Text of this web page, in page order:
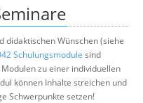
didaktischen Wünschen (siehe
Schulungsmodule sind
zu einer individuellen
können Inhalte streichen und
Schwerpunkte setzen!